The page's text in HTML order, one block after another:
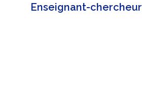
Enseignant-chercheur